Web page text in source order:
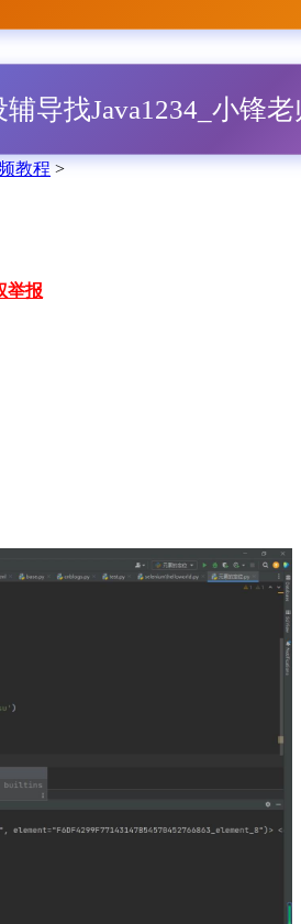
辅导找Java1234_小锋
教程 >
举报